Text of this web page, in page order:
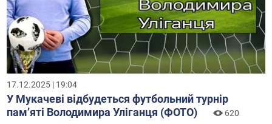
17.12.2025 | 19:04
У Мукачеві відбудеться футбольний турнір
пам’яті Володимира Уліганця (ФОТО)
620